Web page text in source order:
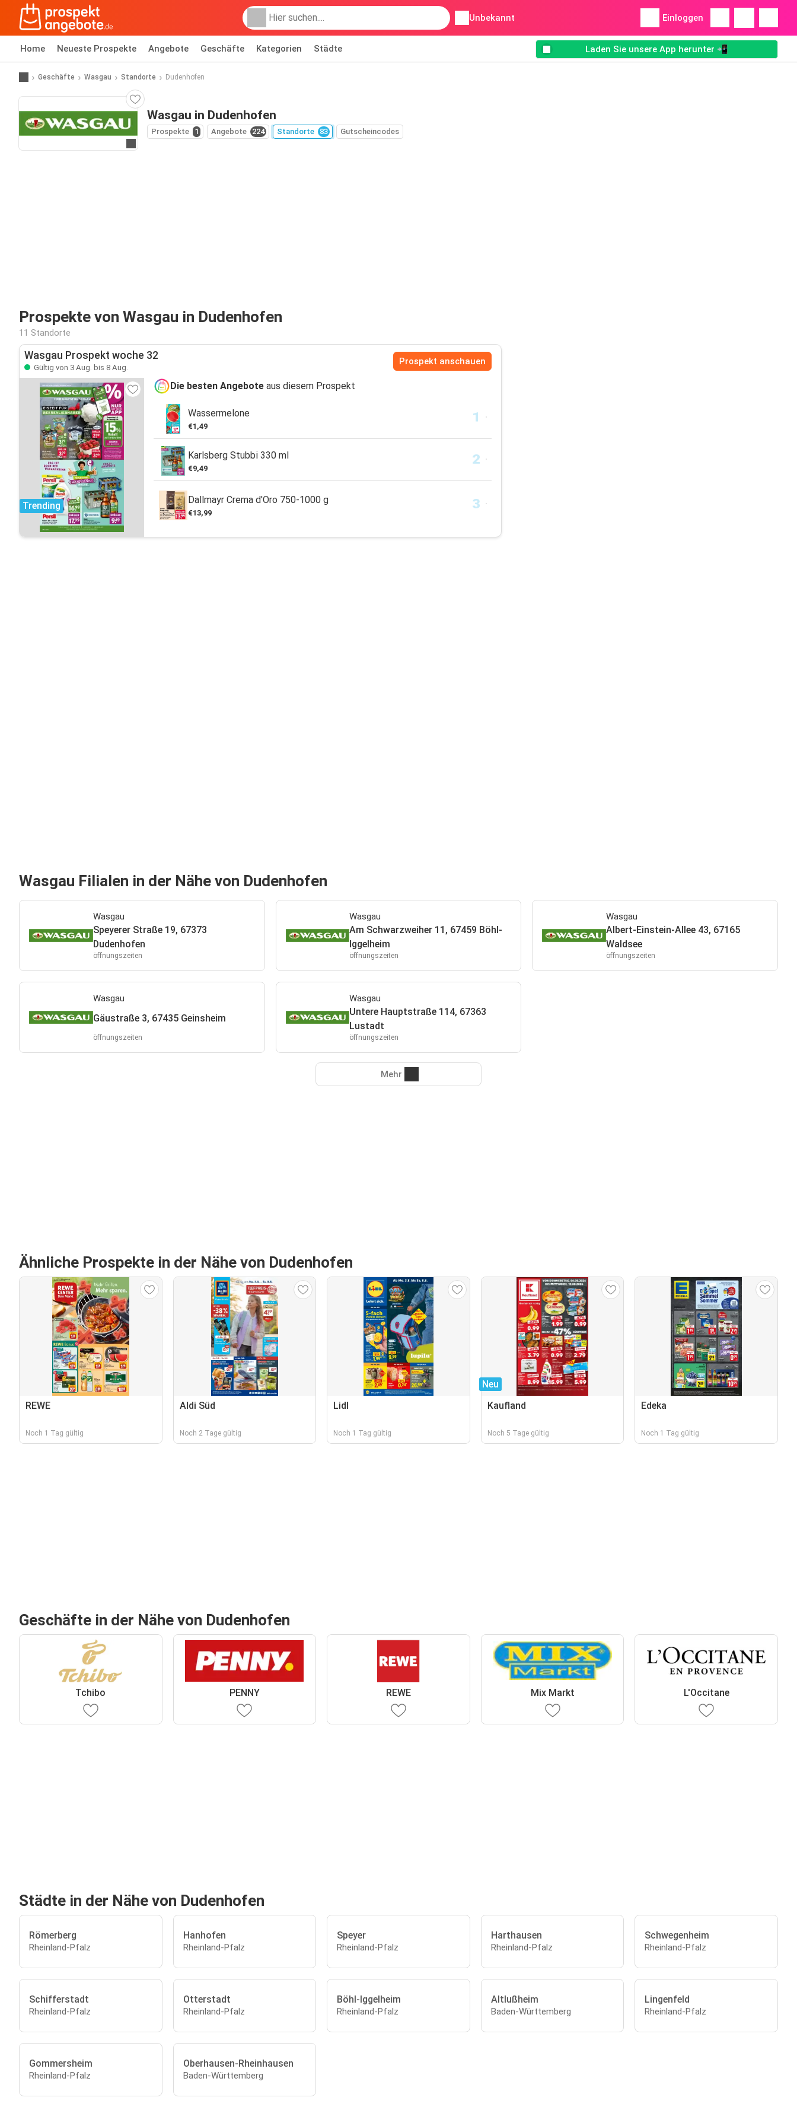
Unbekannt Einloggen
Home Neueste Prospekte Angebote Geschäfte Kategorien Städte Laden Sie unsere App herunter 📲
Geschäfte Wasgau Standorte Dudenhofen
Wasgau in Dudenhofen
Prospekte 1 Angebote 224 Standorte 83 Gutscheincodes
Prospekte von Wasgau in Dudenhofen
11 Standorte
Wasgau Prospekt woche 32
Gültig von 3 Aug. bis 8 Aug.
Prospekt anschauen
Trending
Die besten Angebote aus diesem Prospekt
Wassermelone
€1,49
Karlsberg Stubbi 330 ml
€9,49
Dallmayr Crema d'Oro 750-1000 g
€13,99
Wasgau Filialen in der Nähe von Dudenhofen
Wasgau
Speyerer Straße 19, 67373
Dudenhofen
öffnungszeiten
Wasgau
Am Schwarzweiher 11, 67459 Böhl-
Iggelheim
öffnungszeiten
Wasgau
Albert-Einstein-Allee 43, 67165
Waldsee
öffnungszeiten
Wasgau
Gäustraße 3, 67435 Geinsheim
öffnungszeiten
Wasgau
Untere Hauptstraße 114, 67363
Lustadt
öffnungszeiten
Mehr
Ähnliche Prospekte in der Nähe von Dudenhofen
REWE
Noch 1 Tag gültig
Aldi Süd
Noch 2 Tage gültig
Lidl
Noch 1 Tag gültig
Neu
Kaufland
Noch 5 Tage gültig
Edeka
Noch 1 Tag gültig
Geschäfte in der Nähe von Dudenhofen
Tchibo PENNY REWE Mix Markt L'Occitane
Städte in der Nähe von Dudenhofen
Römerberg
Rheinland-Pfalz
Hanhofen
Rheinland-Pfalz
Speyer
Rheinland-Pfalz
Harthausen
Rheinland-Pfalz
Schwegenheim
Rheinland-Pfalz
Schifferstadt
Rheinland-Pfalz
Otterstadt
Rheinland-Pfalz
Böhl-Iggelheim
Rheinland-Pfalz
Altlußheim
Baden-Württemberg
Lingenfeld
Rheinland-Pfalz
Gommersheim
Rheinland-Pfalz
Oberhausen-Rheinhausen
Baden-Württemberg